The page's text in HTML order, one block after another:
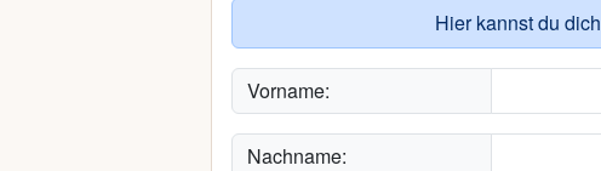
Hier kannst du dich
Vorname:
Nachname: